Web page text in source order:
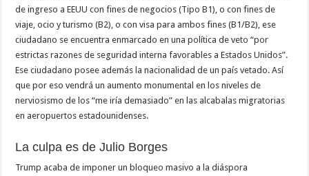
de ingreso a EEUU con fines de negocios (Tipo B1), o con fines de
viaje, ocio y turismo (B2), o con visa para ambos fines (B1/B2), ese
ciudadano se encuentra enmarcado en una política de veto “por
estrictas razones de seguridad interna favorables a Estados Unidos”.
Ese ciudadano posee además la nacionalidad de un país vetado. Así
que por eso vendrá un aumento monumental en los niveles de
nerviosismo de los “me iría demasiado” en las alcabalas migratorias
en aeropuertos estadounidenses.
La culpa es de Julio Borges
Trump acaba de imponer un bloqueo masivo a la diáspora